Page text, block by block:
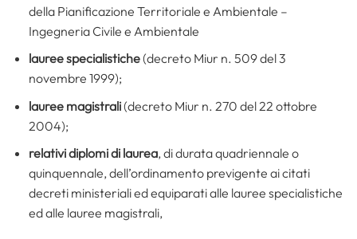
della Pianificazione Territoriale e Ambientale –
Ingegneria Civile e Ambientale
lauree specialistiche(decreto Miur n. 509 del 3
novembre 1999);
lauree magistrali(decreto Miur n. 270 del 22 ottobre
2004);
relativi diplomi di laurea, di durata quadriennale o
quinquennale, dell’ordinamento previgente ai citati
decreti ministeriali ed equiparati alle lauree specialistiche
ed alle lauree magistrali,